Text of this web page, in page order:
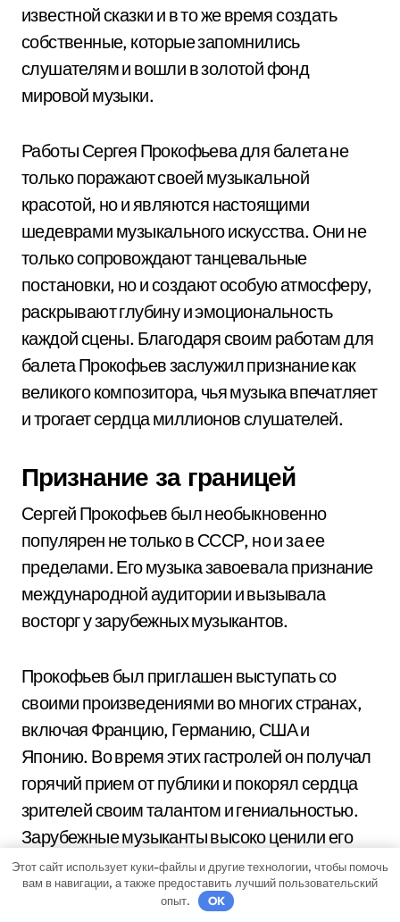
известной сказки и в то же время создать
собственные, которые запомнились
слушателям и вошли в золотой фонд
мировой музыки.
Работы Сергея Прокофьева для балета не
только поражают своей музыкальной
красотой, но и являются настоящими
шедеврами музыкального искусства. Они не
только сопровождают танцевальные
постановки, но и создают особую атмосферу,
раскрывают глубину и эмоциональность
каждой сцены. Благодаря своим работам для
балета Прокофьев заслужил признание как
великого композитора, чья музыка впечатляет
и трогает сердца миллионов слушателей.
Признание за границей
Сергей Прокофьев был необыкновенно
популярен не только в СССР, но и за ее
пределами. Его музыка завоевала признание
международной аудитории и вызывала
восторг у зарубежных музыкантов.
Прокофьев был приглашен выступать со
своими произведениями во многих странах,
включая Францию, Германию, США и
Японию. Во время этих гастролей он получал
горячий прием от публики и покорял сердца
зрителей своим талантом и гениальностью.
Зарубежные музыканты высоко ценили его
композиции и исполняли их с огромным
вдохновением и энергией.
Этот сайт использует куки-файлы и другие технологии, чтобы помочь
вам в навигации, а также предоставить лучший пользовательский
опыт.
OK